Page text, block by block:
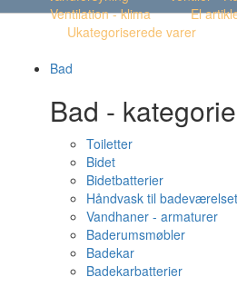
Ventilation - klima
El
Ukategoriserede varer
Bad
Bad -
Toiletter
Bidet
Bidetbatterier
Håndvask til badeværelset
Vandhaner - armaturer
Baderumsmøbler
Badekar
Badekarbatterier